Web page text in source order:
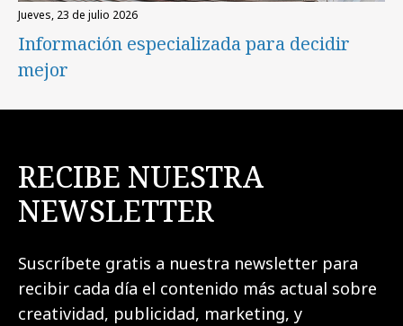
jueves, 23 de julio 2026
Información especializada para decidir
mejor
RECIBE NUESTRA
NEWSLETTER
Suscríbete gratis a nuestra newsletter para
recibir cada día el contenido más actual sobre
creatividad, publicidad, marketing, y